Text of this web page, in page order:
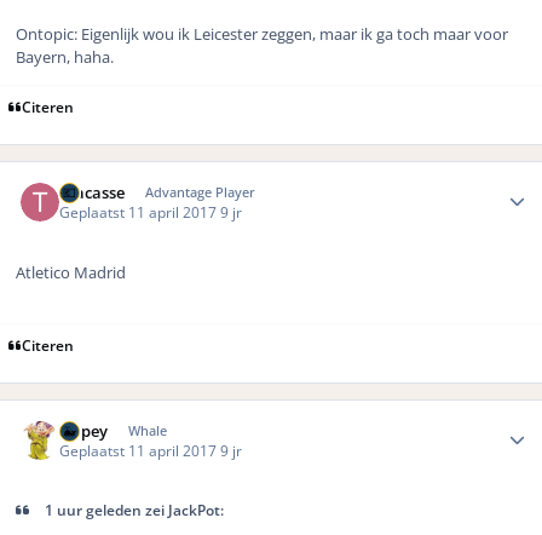
Ontopic: Eigenlijk wou ik Leicester zeggen, maar ik ga toch maar voor
Bayern, haha.
Citeren
Tracasse Advantage Player
Geplaatst 11 april 20179 jr
Atletico Madrid
Citeren
Dopey Whale
Geplaatst 11 april 20179 jr
1 uur geleden zei JackPot: